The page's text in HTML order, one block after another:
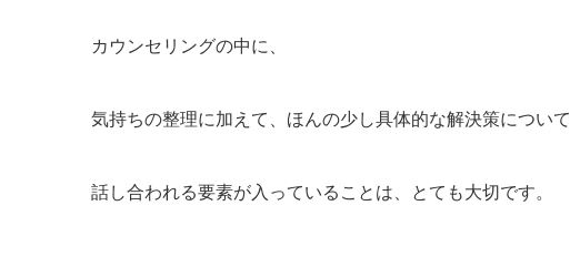
カウンセリングの中に、
気持ちの整理に加えて、ほんの少し具体的な解決策について
話し合われる要素が入っていることは、とても大切です。